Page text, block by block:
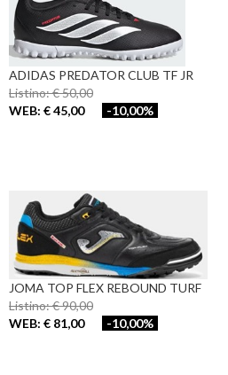
ADIDAS PREDATOR CLUB TF JR
Listino: € 50,00
WEB: € 45,00
-10,00%
JOMA TOP FLEX REBOUND TURF
Listino: € 90,00
WEB: € 81,00
-10,00%